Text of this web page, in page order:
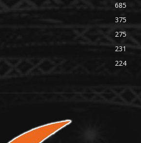
685
375
275
231
224